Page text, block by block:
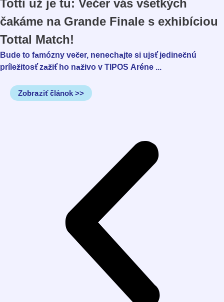
Totti už je tu: Večer vás všetkých
čakáme na Grande Finale s exhibíciou
Tottal Match!
Bude to famózny večer, nenechajte si ujsť jedinečnú
príležitosť zažiť ho naživo v TIPOS Aréne ...
Zobraziť článok >>